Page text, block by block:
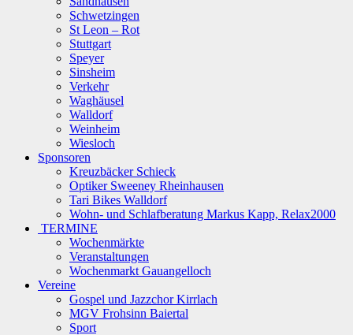
Schwetzingen
St Leon – Rot
Stuttgart
Speyer
Sinsheim
Verkehr
Waghäusel
Walldorf
Weinheim
Wiesloch
Sponsoren
Kreuzbäcker Schieck
Optiker Sweeney Rheinhausen
Tari Bikes Walldorf
Wohn- und Schlafberatung Markus Kapp, Relax2000
TERMINE
Wochenmärkte
Veranstaltungen
Wochenmarkt Gauangelloch
Vereine
Gospel und Jazzchor Kirrlach
MGV Frohsinn Baiertal
Sport